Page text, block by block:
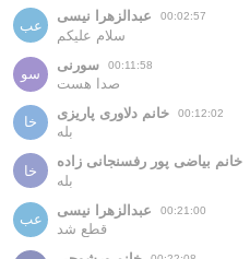
عب
عبدالزهرا نیسی 00:02:57
سلام علیکم
سو
سورنی 00:11:58
صدا هست
خا
خانم دلاوری پاریزی 00:12:02
بله
خا
خانم بیاضی پور رفسنجانی زاده
بله
عب
عبدالزهرا نیسی 00:21:00
قطع شد